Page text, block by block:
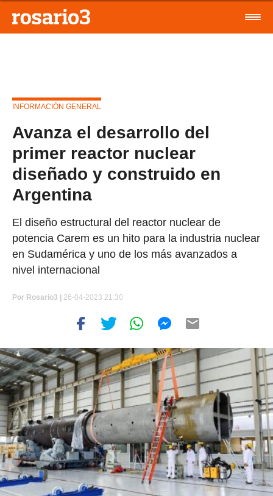
INFORMACIÓN GENERAL
Avanza el desarrollo del
primer reactor nuclear
diseñado y construido en
Argentina
El diseño estructural del reactor nuclear de
potencia Carem es un hito para la industria nuclear
en Sudamérica y uno de los más avanzados a
nivel internacional
Por Rosario3 | 26-04-2023 21:30